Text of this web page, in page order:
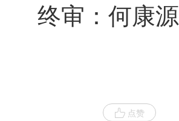
终审：何康源
点赞